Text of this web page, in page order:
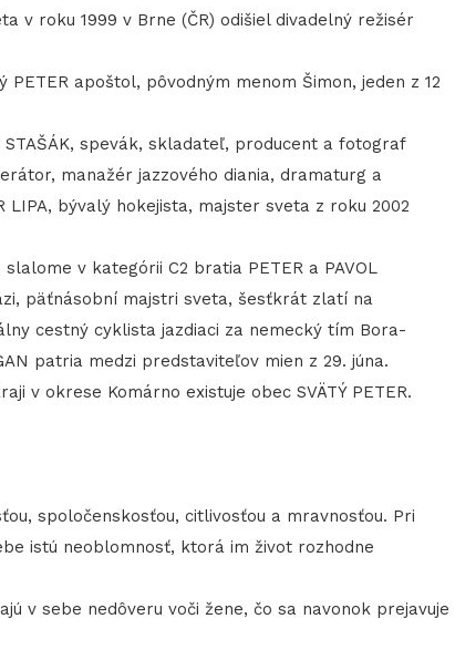
v roku 1999 v Brne (ČR) odišiel divadelný režisér
apoštol, pôvodným menom Šimon, jeden z 12
spevák, skladateľ, producent a fotograf
manažér jazzového diania, dramaturg a
bývalý hokejista, majster sveta z roku 2002
v kategórii C2 bratia PETER a PAVOL
päťnásobní majstri sveta, šesťkrát zlatí na
cestný cyklista jazdiaci za nemecký tím Bora-
patria medzi predstaviteľov mien z 29. júna.
okrese Komárno existuje obec SVÄTÝ PETER.
spoločenskosťou, citlivosťou a mravnosťou. Pri
istú neoblomnosť, ktorá im život rozhodne
sebe nedôveru voči žene, čo sa navonok prejavuje